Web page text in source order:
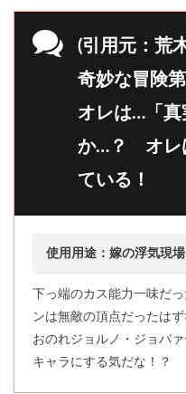
(引用元：荒
奇妙な冒険
オレは…「真
か…？ オレ
ている！
使用用途：嫁の浮気現
下っ端のカス能力一味だ
ンは無敵の頂点だったは
おのれジョルノ・ジョバ
キャラにする気だな！？